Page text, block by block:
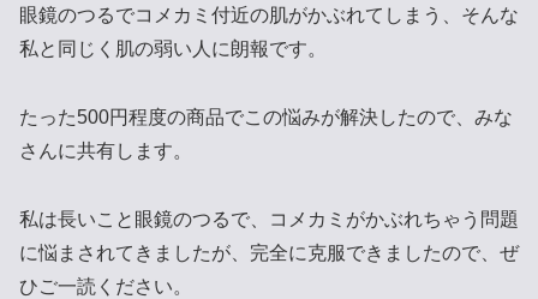
眼鏡のつるでコメカミ付近の肌がかぶれてしまう、そんな
私と同じく肌の弱い人に朗報です。
たった500円程度の商品でこの悩みが解決したので、みな
さんに共有します。
私は長いこと眼鏡のつるで、コメカミがかぶれちゃう問題
に悩まされてきましたが、完全に克服できましたので、ぜ
ひご一読ください。